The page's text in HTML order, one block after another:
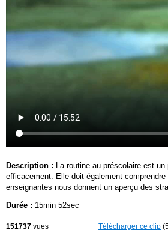
Description : La routine au préscolaire est
efficacement. Elle doit également
enseignantes nous donnent un aperçu des
Durée : 15min 52sec
151737 vues Télécharger ce clip